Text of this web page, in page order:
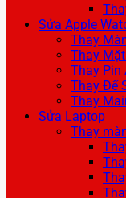
Sửa Apple
Thay
Thay
Thay Pin
Thay Đế
Thay
Sửa Laptop
Thay